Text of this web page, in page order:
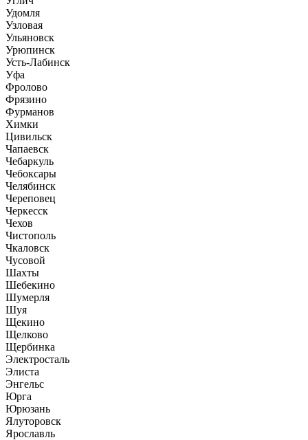
Удомля
Узловая
Ульяновск
Урюпинск
Усть-Лабинск
Уфа
Фролово
Фрязино
Фурманов
Химки
Цивильск
Чапаевск
Чебаркуль
Чебоксары
Челябинск
Череповец
Черкесск
Чехов
Чистополь
Чкаловск
Чусовой
Шахты
Шебекино
Шумерля
Шуя
Щекино
Щелково
Щербинка
Электросталь
Элиста
Энгельс
Юрга
Юрюзань
Ялуторовск
Ярославль